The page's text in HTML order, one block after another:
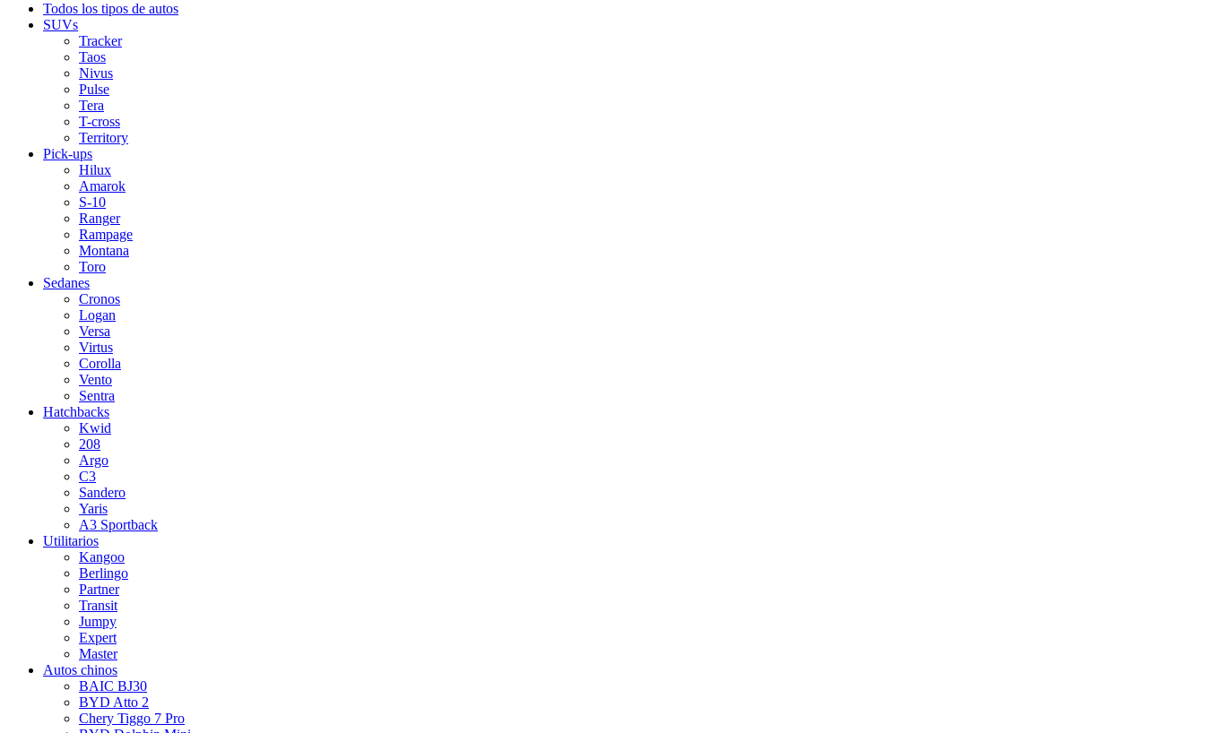
Todos los tipos de autos
SUVs
Tracker
Taos
Nivus
Pulse
Tera
T-cross
Territory
Pick-ups
Hilux
Amarok
S-10
Ranger
Rampage
Montana
Toro
Sedanes
Cronos
Logan
Versa
Virtus
Corolla
Vento
Sentra
Hatchbacks
Kwid
208
Argo
C3
Sandero
Yaris
A3 Sportback
Utilitarios
Kangoo
Berlingo
Partner
Transit
Jumpy
Expert
Master
Autos chinos
BAIC BJ30
BYD Atto 2
Chery Tiggo 7 Pro